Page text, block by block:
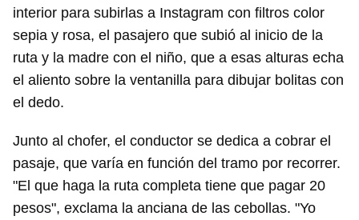
interior para subirlas a Instagram con filtros color
sepia y rosa, el pasajero que subió al inicio de la
ruta y la madre con el niño, que a esas alturas echa
el aliento sobre la ventanilla para dibujar bolitas con
el dedo.
Junto al chofer, el conductor se dedica a cobrar el
pasaje, que varía en función del tramo por recorrer.
"El que haga la ruta completa tiene que pagar 20
pesos", exclama la anciana de las cebollas. "Yo